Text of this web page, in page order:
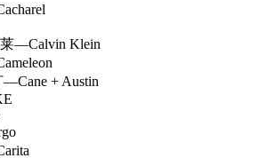
—Calvin Klein
+ Austin